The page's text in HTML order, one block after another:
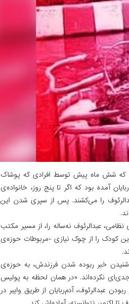
که شش ماه پیش توسط افرادی که پوشاک
آمده بود که اگر تا پنج روز، خانواده‌ی
را می‌کشند. پس از سپری شدن این
لباس‌های نظامی، عبدالرئوف نه‌ساله را، از مسیر مکتب
کودک را از چوک نیازی -مربوطات حوزه‌ی
خبر ربوده شدن فرزندش، به حوزه‌ی
جدی‌ای نکرده‌اند. «در همان لحظه به پولیس
عبدالرئوف، آدم‌ربایان از طریق وایبر در